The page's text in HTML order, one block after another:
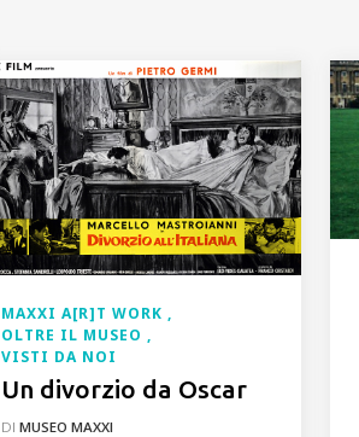
MAXXI A[R]T WORK
OLTRE IL MUSEO
VISTI DA NOI
Un divorzio da Oscar
DIMUSEO MAXXI